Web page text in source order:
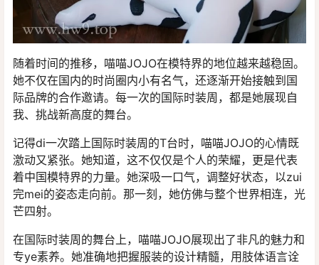
随着时间的推移，喵喵JOJO在模特界的地位越来越稳固。
她不仅在国内的时尚圈内小有名气，还逐渐开始接触到国
际品牌的合作邀请。每一次的国际时装周，都是她展现自
我、挑战新高度的舞台。
记得di一次踏上国际时装周的T台时，喵喵JOJO的心情既
激动又紧张。她知道，这不仅仅是个人的荣耀，更是代表
着中国模特界的力量。她深吸一口气，调整好状态，以zui
完mei的姿态走向前。那一刻，她仿佛与整个世界相连，光
芒四射。
在国际时装周的舞台上，喵喵JOJO展现出了非凡的魅力和
专ye素养。她准确地把握服装的设计精髓，用肢体语言诠